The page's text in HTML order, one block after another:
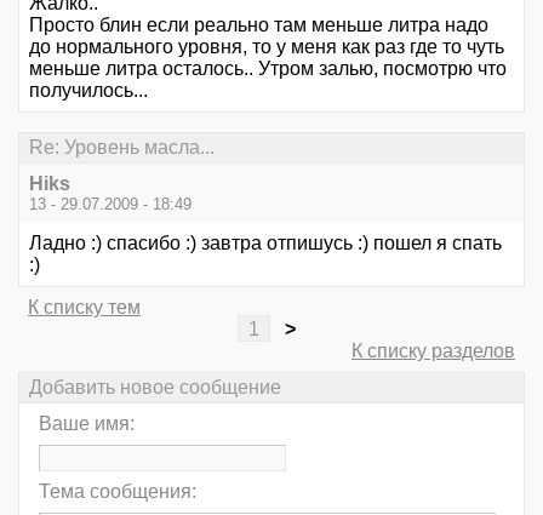
Просто блин если реально там меньше литра надо
до нормального уровня, то у меня как раз где то чуть
меньше литра осталось.. Утром залью, посмотрю что
получилось...
Re: Уровень масла...
Hiks
13 - 29.07.2009 - 18:49
Ладно :) спасибо :) завтра отпишусь :) пошел я спать
:)
К списку тем
1
>
К списку разделов
Добавить новое сообщение
Ваше имя:
Тема сообщения: